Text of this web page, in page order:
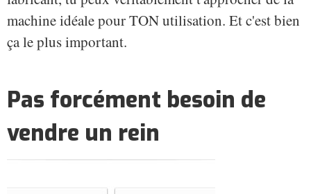
machine idéale pour TON utilisation. Et c'est bien
ça le plus important.
Pas forcément besoin de
vendre un rein